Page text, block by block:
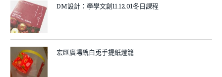
DM設計：學學文創11.12.01冬日課程
宏匯廣場醜白兎手提紙燈籠